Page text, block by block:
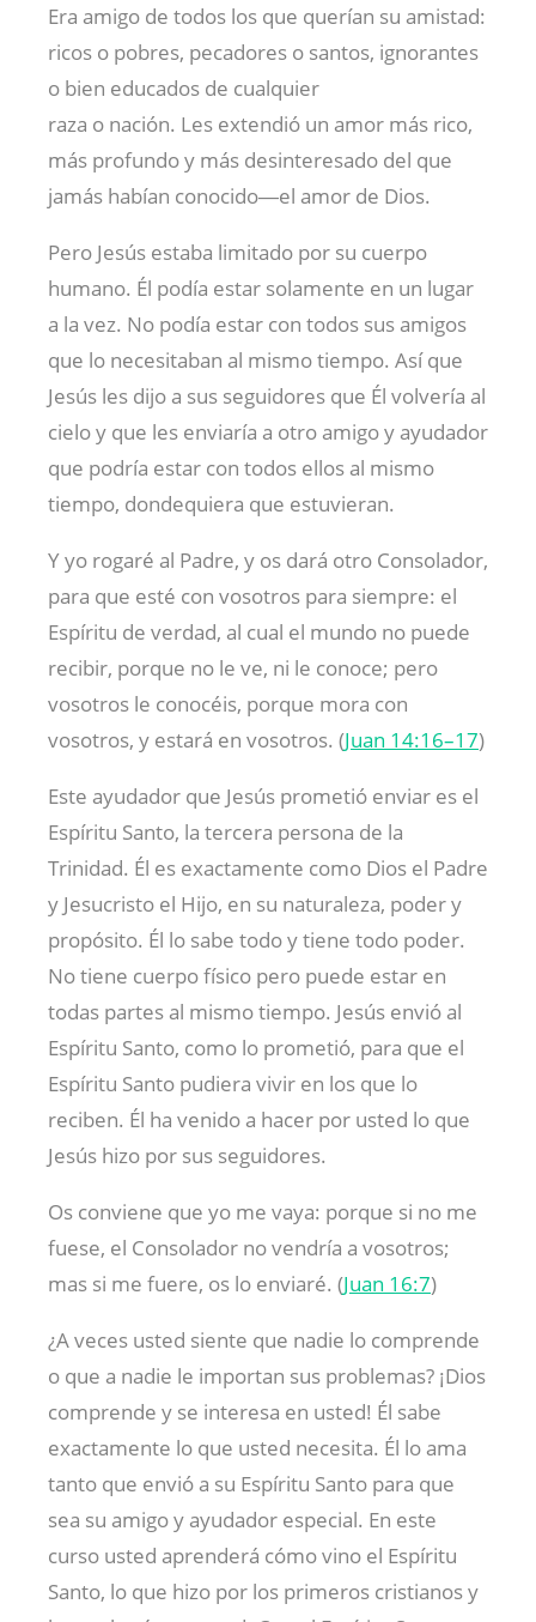
Era amigo de todos los que querían su amistad:
ricos o pobres, pecadores o santos, ignorantes
o bien educados de cualquier
raza o nación. Les extendió un amor más rico,
más profundo y más desinteresado del que
jamás habían conocido―el amor de Dios.
Pero Jesús estaba limitado por su cuerpo
humano. Él podía estar solamente en un lugar
a la vez. No podía estar con todos sus amigos
que lo necesitaban al mismo tiempo. Así que
Jesús les dijo a sus seguidores que Él volvería al
cielo y que les enviaría a otro amigo y ayudador
que podría estar con todos ellos al mismo
tiempo, dondequiera que estuvieran.
Y yo rogaré al Padre, y os dará otro Consolador,
para que esté con vosotros para siempre: el
Espíritu de verdad, al cual el mundo no puede
recibir, porque no le ve, ni le conoce; pero
vosotros le conocéis, porque mora con
vosotros, y estará en vosotros. (Juan 14:16–17)
Este ayudador que Jesús prometió enviar es el
Espíritu Santo, la tercera persona de la
Trinidad. Él es exactamente como Dios el Padre
y Jesucristo el Hijo, en su naturaleza, poder y
propósito. Él lo sabe todo y tiene todo poder.
No tiene cuerpo físico pero puede estar en
todas partes al mismo tiempo. Jesús envió al
Espíritu Santo, como lo prometió, para que el
Espíritu Santo pudiera vivir en los que lo
reciben. Él ha venido a hacer por usted lo que
Jesús hizo por sus seguidores.
Os conviene que yo me vaya: porque si no me
fuese, el Consolador no vendría a vosotros;
mas si me fuere, os lo enviaré. (Juan 16:7)
¿A veces usted siente que nadie lo comprende
o que a nadie le importan sus problemas? ¡Dios
comprende y se interesa en usted! Él sabe
exactamente lo que usted necesita. Él lo ama
tanto que envió a su Espíritu Santo para que
sea su amigo y ayudador especial. En este
curso usted aprenderá cómo vino el Espíritu
Santo, lo que hizo por los primeros cristianos y